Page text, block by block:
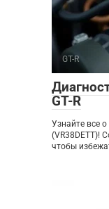
GT-R
GT-R
Узнайте все о
(VR38DETT)!
чтобы